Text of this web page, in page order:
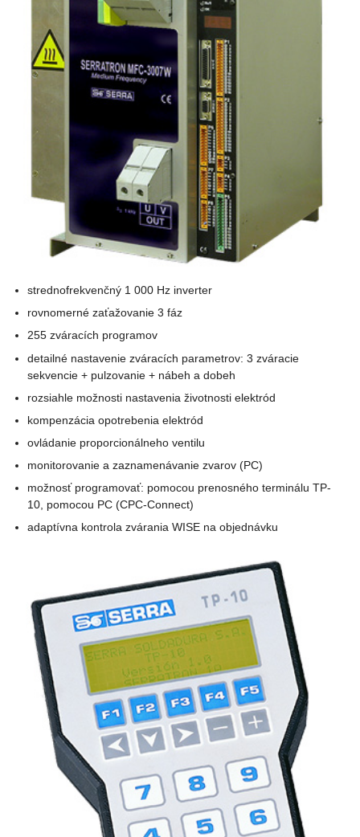
strednofrekvenčný 1 000 Hz inverter
rovnomerné zaťažovanie 3 fáz
255 zváracích programov
detailné nastavenie zváracích parametrov: 3 zváracie
sekvencie + pulzovanie + nábeh a dobeh
rozsiahle možnosti nastavenia životnosti elektród
kompenzácia opotrebenia elektród
ovládanie proporcionálneho ventilu
monitorovanie a zaznamenávanie zvarov (PC)
možnosť programovať: pomocou prenosného terminálu TP‐
10, pomocou PC (CPC‐Connect)
adaptívna kontrola zvárania WISE na objednávku